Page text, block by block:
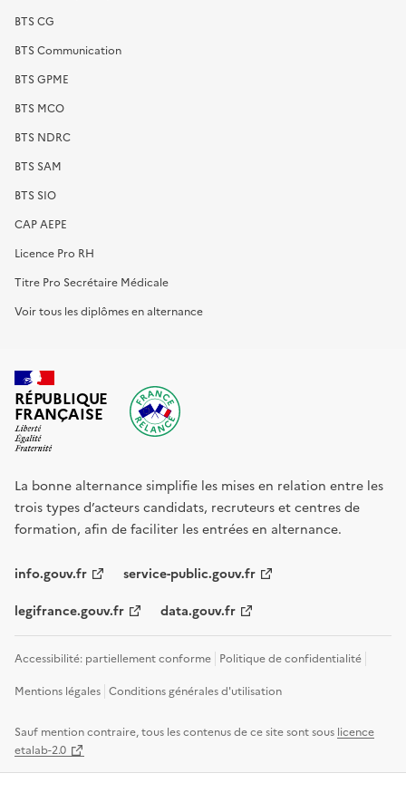
BTS CG
BTS Communication
BTS GPME
BTS MCO
BTS NDRC
BTS SAM
BTS SIO
CAP AEPE
Licence Pro RH
Titre Pro Secrétaire Médicale
Voir tous les diplômes en alternance
RÉPUBLIQUE
FRANÇAISE
La bonne alternance simplifie les mises en relation entre les
trois types d’acteurs candidats, recruteurs et centres de
formation, afin de faciliter les entrées en alternance.
info.gouv.fr service-public.gouv.fr
legifrance.gouv.fr data.gouv.fr
Accessibilité: partiellement conforme Politique de confidentialité
Mentions légales Conditions générales d'utilisation
Sauf mention contraire, tous les contenus de ce site sont sous licence
etalab-2.0